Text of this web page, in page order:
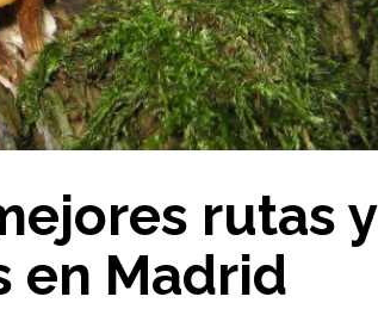
rutas y
en Madrid